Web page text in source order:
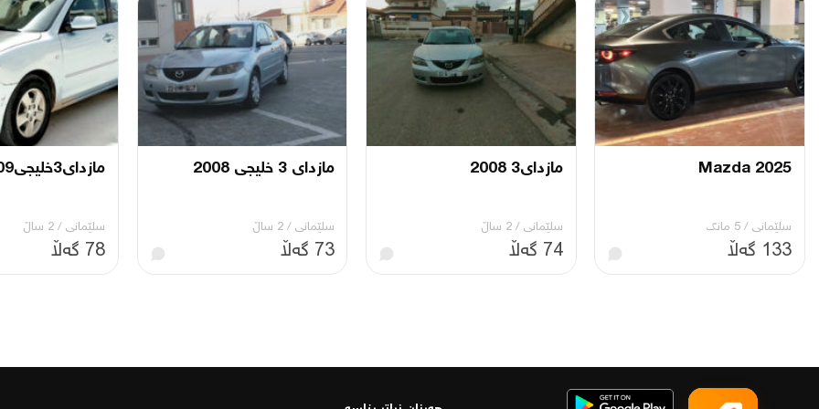
Mazda 2025
سلێمانی / 5 مانگ
133 گەڵا
مازدای3 2008
سلێمانی / 2 ساڵ
74 گەڵا
مازدای 3 خلیجی 2008
سلێمانی / 2 ساڵ
73 گەڵا
مازدای3خلیجی2009
سلێمانی / 2 ساڵ
78 گەڵا